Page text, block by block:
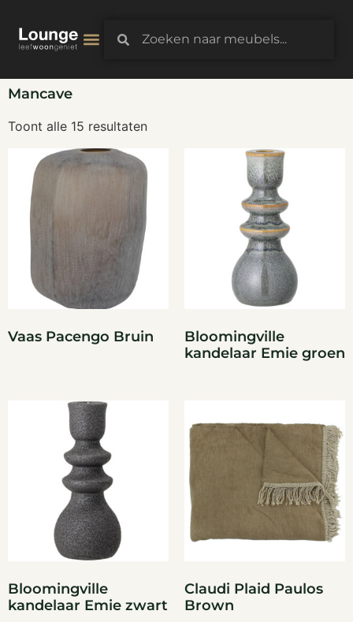
Mancave
Toont alle 15 resultaten
Vaas Pacengo Bruin
Bloomingville
kandelaar Emie groen
Bloomingville
kandelaar Emie zwart
Claudi Plaid Paulos
Brown